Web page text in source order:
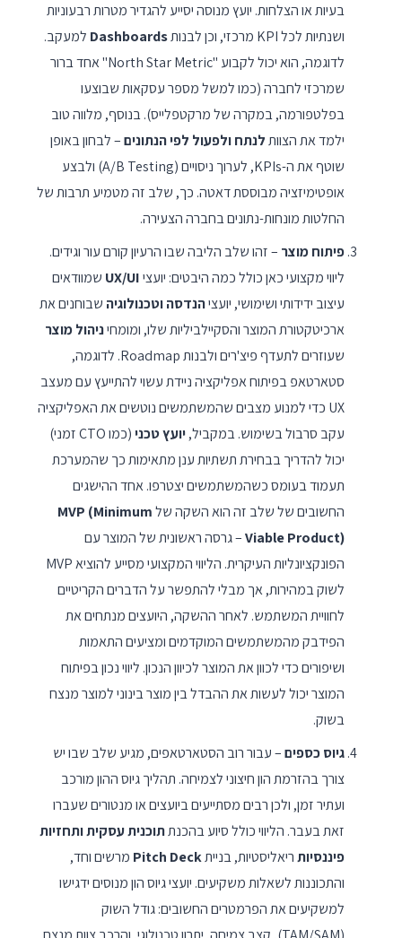
בעיות או הצלחות. יועץ מנוסה יסייע להגדיר מטרות רבעוניות
ושנתיות לכל KPI מרכזי, וכן לבנות
Dashboards למעקב.
לדוגמה, הוא יכול לקבוע "North Star Metric" אחד ברור
שמרכזי לחברה (כמו למשל מספר עסקאות שבוצעו
בפלטפורמה, במקרה של מרקטפלייס). בנוסף, מלווה טוב
ילמד את הצוותלנתח ולפעול לפי הנתונים– לבחון באופן
שוטף את ה-KPIs, לערוך ניסויים (A/B Testing) ולבצע
אופטימיזציה מבוססת דאטה. כך, שלב זה מטמיע תרבות של
החלטות מונחות-נתונים בחברה הצעירה.
פיתוח מוצר – זהו שלב הליבה שבו הרעיון קורם עור וגידים.
ליווי מקצועי כאן כולל כמה היבטים: יועציUX/UI שמוודאים
עיצוב ידידותי ושימושי, יועציהנדסה וטכנולוגיה שבוחנים את
ארכיטקטורת המוצר והסקיילביליות שלו, ומומחיניהול מוצר
שעוזרים לתעדף פיצ'רים ולבנות Roadmap. לדוגמה,
סטארטאפ בפיתוח אפליקציה ניידת עשוי להתייעץ עם מעצב
UX כדי למנוע מצבים שהמשתמשים נוטשים את האפליקציה
עקב סרבול בשימוש. במקביל,יועץ טכני
(כמו CTO זמני)
יכול להדריך בבחירת תשתיות ענן מתאימות כך שהמערכת
תעמוד בעומס כשהמשתמשים יצטרפו. אחד ההישגים
החשובים של שלב זה הוא השקה שלMVP (Minimum
Viable Product)– גרסה ראשונית של המוצר עם
הפונקציונליות העיקרית. הליווי המקצועי מסייע להוציא MVP
לשוק במהירות, אך מבלי להתפשר על הדברים הקריטיים
לחוויית המשתמש. לאחר ההשקה, היועצים מנתחים את
הפידבק מהמשתמשים המוקדמים ומציעים התאמות
ושיפורים כדי לכוון את המוצר לכיוון הנכון. ליווי נכון בפיתוח
המוצר יכול לעשות את ההבדל בין מוצר בינוני למוצר מנצח
בשוק.
גיוס כספים– עבור רוב הסטארטאפים, מגיע שלב שבו יש
צורך בהזרמת הון חיצוני לצמיחה. תהליך גיוס ההון מורכב
ועתיר זמן, ולכן רבים מסתייעים ביועצים או מנטורים שעברו
זאת בעבר. הליווי כולל סיוע בהכנתתוכנית עסקית ותחזיות
פיננסיותריאליסטיות, בנייתPitch Deck מרשים וחד,
והתכוננות לשאלות משקיעים. יועצי גיוס הון מנוסים ידגישו
למשקיעים את הפרמטרים החשובים: גודל השוק